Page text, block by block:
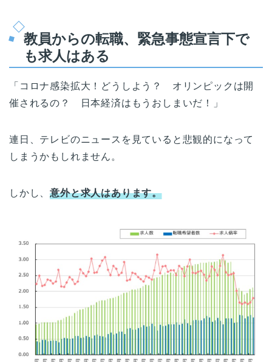
教員からの転職、緊急事態宣言下で
も求人はある
「コロナ感染拡大！どうしよう？ オリンピックは開
催されるの？ 日本経済はもうおしまいだ！」
連日、テレビのニュースを見ていると悲観的になって
しまうかもしれません。
しかし、意外と求人はあります。